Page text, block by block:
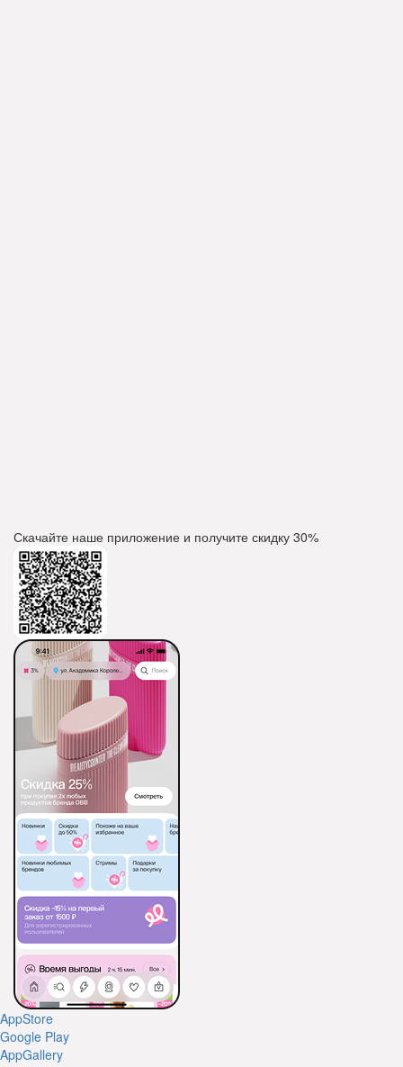
Скачайте наше приложение и получите скидку 30%
AppStore
Google Play
AppGallery